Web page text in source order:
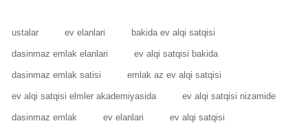
ustalar ev elanlari bakida ev alqi satqisi
dasinmaz emlak elanlari ev alqi satqisi bakida
dasinmaz emlak satisi emlak az ev alqi satqisi
ev alqi satqisi elmler akademiyasida ev alqi satqisi nizamide
dasinmaz emlak ev elanlari ev alqi satqisi